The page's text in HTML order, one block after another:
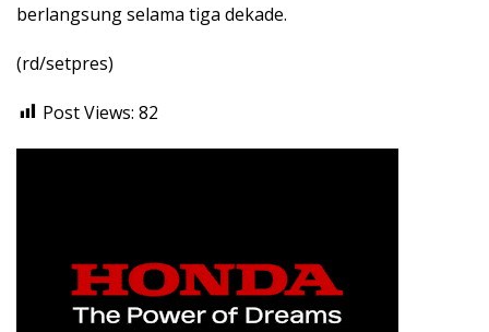
berlangsung selama tiga dekade.
(rd/setpres)
Post Views: 82